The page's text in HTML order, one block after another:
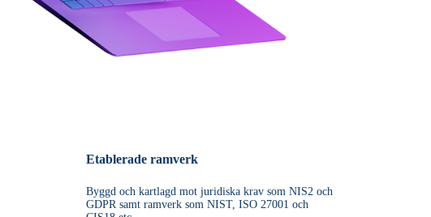
Etablerade ramverk
Byggd och kartlagd mot juridiska krav som NIS2 och
GDPR samt ramverk som NIST, ISO 27001 och